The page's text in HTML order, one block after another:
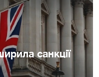
санкції